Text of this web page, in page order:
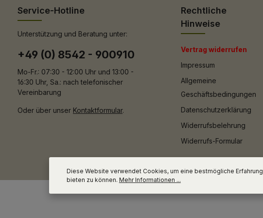
Service-Hotline
Unterstützung und Beratung unter:
+49 (0) 8542 - 900910
Mo-Fr.: 07:30 - 12:00 Uhr und 13:00 -
16:30 Uhr, Sa.: nach telefonischer
Vereinbarung
Oder über unser Kontaktformular.
Rechtliche
Hinweise
Vertrag widerrufen
Impressum
Allgemeine
Geschäftsbedingungen
Datenschutzerklärung
Widerrufsbelehrung
Widerrufs-Formular
Diese Website verwendet Cookies, um eine bestmögliche Erfahrung
bieten zu können. Mehr Informationen ...